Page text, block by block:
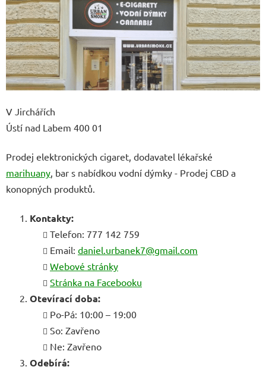
V Jirchářích
Ústí nad Labem 400 01
Prodej elektronických cigaret, dodavatel lékařské
marihuany, bar s nabídkou vodní dýmky - Prodej CBD a
konopných produktů.
Kontakty:
Telefon: 777 142 759
Email: daniel.urbanek7@gmail.com
Webové stránky
Stránka na Facebooku
Otevírací doba:
Po-Pá: 10:00 – 19:00
So: Zavřeno
Ne: Zavřeno
Odebírá: